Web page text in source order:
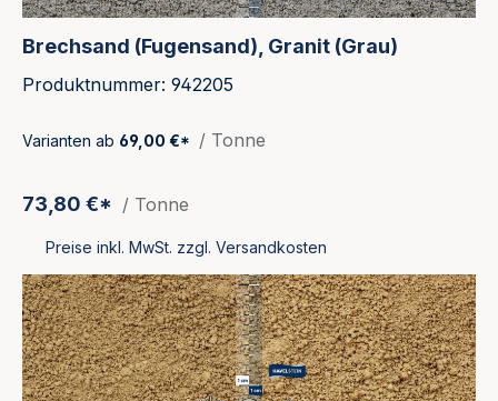
Brechsand (Fugensand), Granit (Grau)
Produktnummer: 942205
Varianten ab 69,00 €* / Tonne
73,80 €* / Tonne
Preise inkl. MwSt. zzgl. Versandkosten